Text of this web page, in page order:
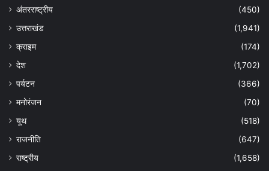
अंतरराष्ट्रीय
(450)
उत्तराखंड
(1,941)
क्राइम
(174)
देश
(1,702)
पर्यटन
(366)
मनोरंजन
(70)
यूथ
(518)
राजनीति
(647)
राष्ट्रीय
(1,658)